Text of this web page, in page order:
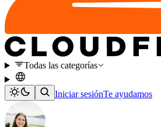
Todas las categorías
Iniciar sesiónTe ayudamos